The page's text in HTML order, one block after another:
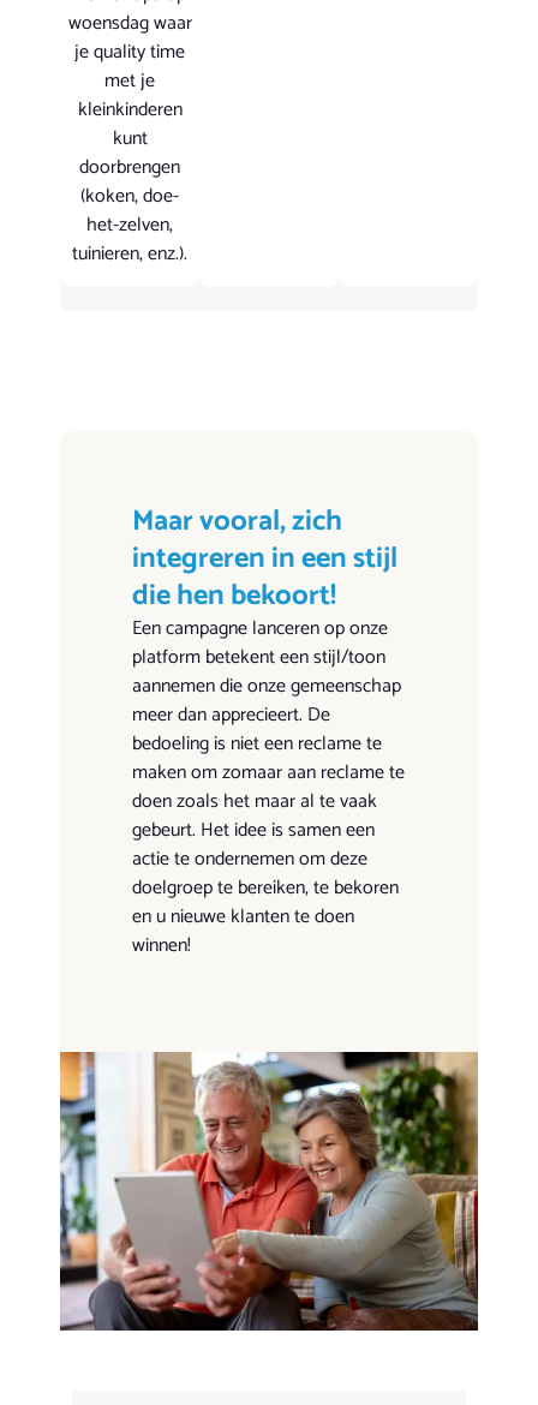
woensdag waar
je quality time
met je
kleinkinderen
kunt
doorbrengen
(koken, doe-
het-zelven,
tuinieren, enz.).
Maar vooral, zich
integreren in een stijl
die hen bekoort!
Een campagne lanceren op onze
platform betekent een stijl/toon
aannemen die onze gemeenschap
meer dan apprecieert. De
bedoeling is niet een reclame te
maken om zomaar aan reclame te
doen zoals het maar al te vaak
gebeurt. Het idee is samen een
actie te ondernemen om deze
doelgroep te bereiken, te bekoren
en u nieuwe klanten te doen
winnen!